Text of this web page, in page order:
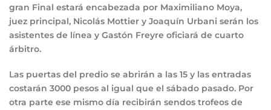
gran Final estará encabezada por Maximiliano Moya,
juez principal, Nicolás Mottier y Joaquín Urbani serán los
asistentes de línea y Gastón Freyre oficiará de cuarto
árbitro.
Las puertas del predio se abrirán a las 15 y las entradas
costarán 3000 pesos al igual que el sábado pasado. Por
otra parte ese mismo día recibirán sendos trofeos de